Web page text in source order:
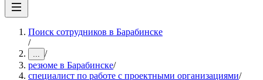
Поиск сотрудников в Барабинске
/
... /
резюме в Барабинске/
специалист по работе с проектными организациями/